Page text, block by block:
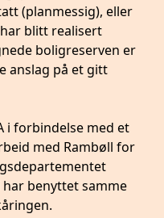
(planmessig), eller
blitt realisert
boligreserven er
anslag på et gitt
i forbindelse med et
med Rambøll for
har benyttet samme